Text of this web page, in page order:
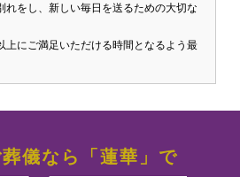
れをし、新しい毎日を送るための大切な
上にご満足いただける時間となるよう最
儀なら「蓮華」で